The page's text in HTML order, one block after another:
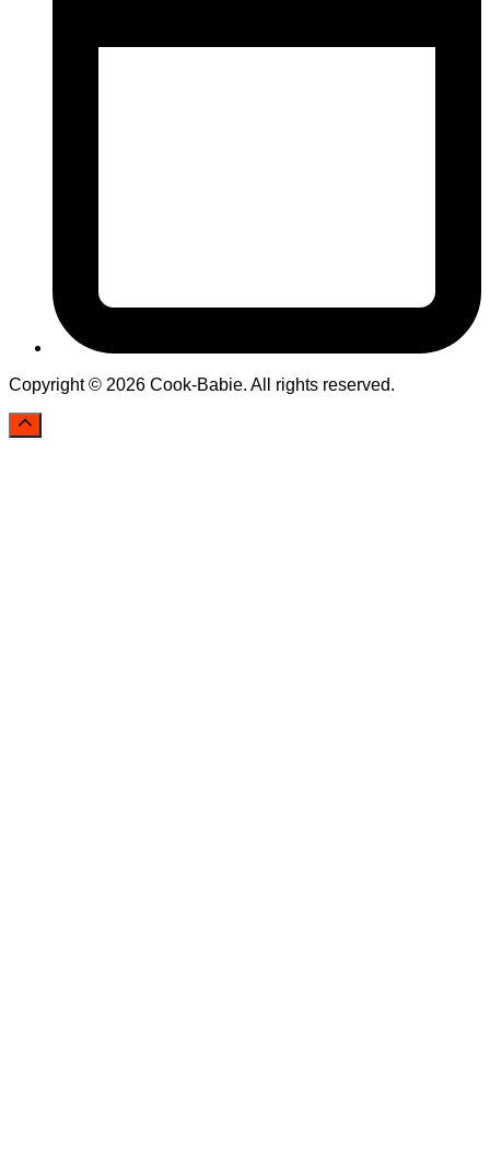
Copyright © 2026 Cook-Babie. All rights reserved.